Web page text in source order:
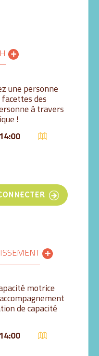
une personne
des
à travers
!
14:00
motrice
de capacité
14:00